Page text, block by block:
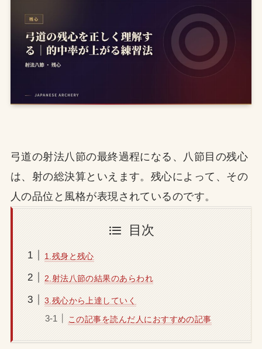
弓道の射法八節の最終過程になる、八節目の残心
は、射の総決算といえます。残心によって、その
人の品位と風格が表現されているのです。
目次
1.残身と残心
2.射法八節の結果のあらわれ
3.残心から上達していく
この記事を読んだ人におすすめの記事